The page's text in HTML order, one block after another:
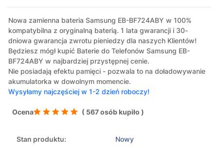
Nowa zamienna bateria Samsung EB-BF724ABY w 100%
kompatybilna z oryginalną baterią. 1 lata gwarancji i 30-
dniowa gwarancja zwrotu pieniedzy dla naszych Klientów!
Będziesz mógł kupić Baterie do Telefonów Samsung EB-
BF724ABY w najbardziej przystępnej cenie.
Nie posiadają efektu pamięci - pozwala to na doładowywanie
akumulatorka w dowolnym momencie.
Wysyłamy najczęściej w 1-2 dzień roboczy!
Ocena ( 567 osób kupiło )
Stan produktu: Nowy